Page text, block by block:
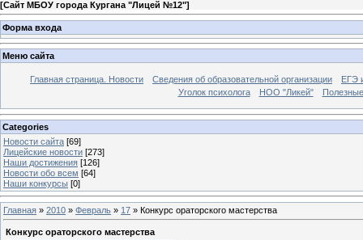
[Сайт МБОУ города Кургана "Лицей №12"]
Форма входа
Меню сайта
Главная страница. Новости Сведения об образовательной организации
ЕГЭ
Уголок психолога
НОО "Ликей"
Categories
Новости сайта [69]
Лицейские новости [273]
Наши достижения [126]
Новости обо всем [64]
Наши конкурсы [0]
Главная » 2010 » Февраль » 17 » Конкурс ораторского мастерства
Конкурс ораторского мастерства